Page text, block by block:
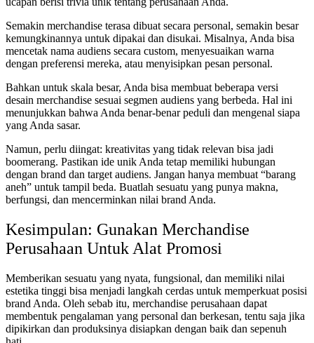
Semakin merchandise terasa dibuat secara personal, semakin besar
kemungkinannya untuk dipakai dan disukai. Misalnya, Anda bisa
mencetak nama audiens secara custom, menyesuaikan warna
dengan preferensi mereka, atau menyisipkan pesan personal.
Bahkan untuk skala besar, Anda bisa membuat beberapa versi
desain merchandise sesuai segmen audiens yang berbeda. Hal ini
menunjukkan bahwa Anda benar-benar peduli dan mengenal siapa
yang Anda sasar.
Namun, perlu diingat: kreativitas yang tidak relevan bisa jadi
boomerang. Pastikan ide unik Anda tetap memiliki hubungan
dengan brand dan target audiens. Jangan hanya membuat “barang
aneh” untuk tampil beda. Buatlah sesuatu yang punya makna,
berfungsi, dan mencerminkan nilai brand Anda.
Kesimpulan: Gunakan Merchandise
Perusahaan Untuk Alat Promosi
Memberikan sesuatu yang nyata, fungsional, dan memiliki nilai
estetika tinggi bisa menjadi langkah cerdas untuk memperkuat posisi
brand Anda. Oleh sebab itu, merchandise perusahaan dapat
membentuk pengalaman yang personal dan berkesan, tentu saja jika
dipikirkan dan produksinya disiapkan dengan baik dan sepenuh